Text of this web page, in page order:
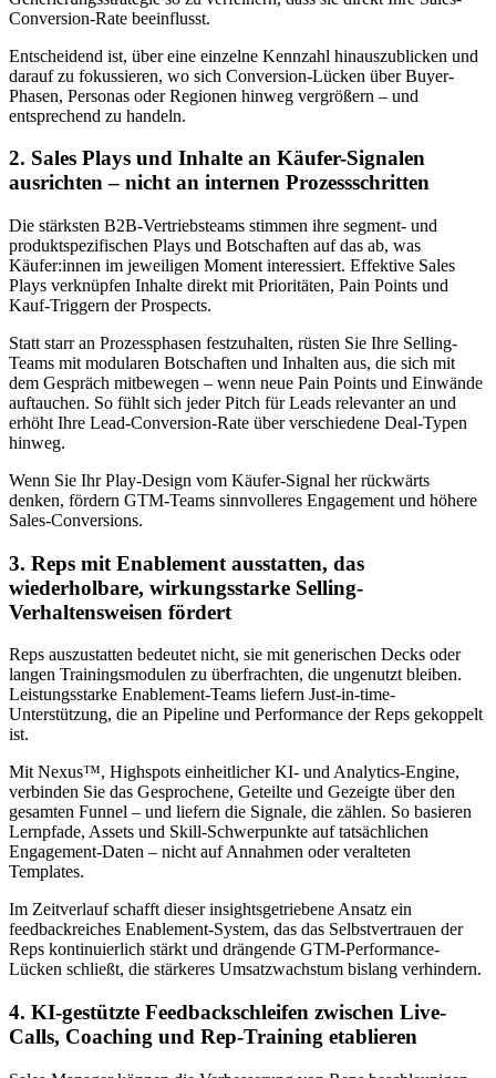
Conversion-Rate beeinflusst.
Entscheidend ist, über eine einzelne Kennzahl hinauszublicken und
darauf zu fokussieren, wo sich Conversion-Lücken über Buyer-
Phasen, Personas oder Regionen hinweg vergrößern – und
entsprechend zu handeln.
2. Sales Plays und Inhalte an Käufer-Signalen
ausrichten – nicht an internen Prozessschritten
Die stärksten B2B-Vertriebsteams stimmen ihre segment- und
produktspezifischen Plays und Botschaften auf das ab, was
Käufer:innen im jeweiligen Moment interessiert. Effektive Sales
Plays verknüpfen Inhalte direkt mit Prioritäten, Pain Points und
Kauf-Triggern der Prospects.
Statt starr an Prozessphasen festzuhalten, rüsten Sie Ihre Selling-
Teams mit modularen Botschaften und Inhalten aus, die sich mit
dem Gespräch mitbewegen – wenn neue Pain Points und Einwände
auftauchen. So fühlt sich jeder Pitch für Leads relevanter an und
erhöht Ihre Lead-Conversion-Rate über verschiedene Deal-Typen
hinweg.
Wenn Sie Ihr Play-Design vom Käufer-Signal her rückwärts
denken, fördern GTM-Teams sinnvolleres Engagement und höhere
Sales-Conversions.
3. Reps mit Enablement ausstatten, das
wiederholbare, wirkungsstarke Selling-
Verhaltensweisen fördert
Reps auszustatten bedeutet nicht, sie mit generischen Decks oder
langen Trainingsmodulen zu überfrachten, die ungenutzt bleiben.
Leistungsstarke Enablement-Teams liefern Just-in-time-
Unterstützung, die an Pipeline und Performance der Reps gekoppelt
ist.
Mit Nexus™, Highspots einheitlicher KI- und Analytics-Engine,
verbinden Sie das Gesprochene, Geteilte und Gezeigte über den
gesamten Funnel – und liefern die Signale, die zählen. So basieren
Lernpfade, Assets und Skill-Schwerpunkte auf tatsächlichen
Engagement-Daten – nicht auf Annahmen oder veralteten
Templates.
Im Zeitverlauf schafft dieser insightsgetriebene Ansatz ein
feedbackreiches Enablement-System, das das Selbstvertrauen der
Reps kontinuierlich stärkt und drängende GTM-Performance-
Lücken schließt, die stärkeres Umsatzwachstum bislang verhindern.
4. KI-gestützte Feedbackschleifen zwischen Live-
Calls, Coaching und Rep-Training etablieren